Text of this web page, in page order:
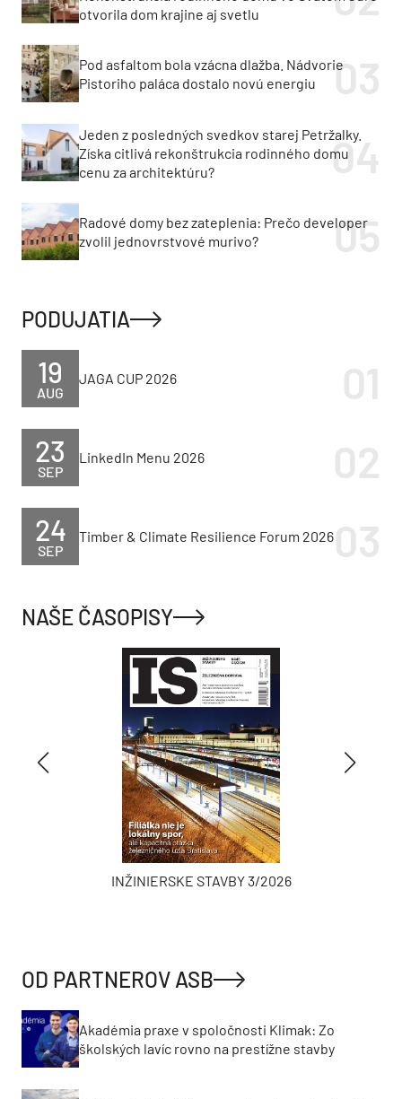
otvorila dom krajine aj svetlu
Pod asfaltom bola vzácna dlažba. Nádvorie
Pistoriho paláca dostalo novú energiu
Jeden z posledných svedkov starej Petržalky.
Získa citlivá rekonštrukcia rodinného domu
cenu za architektúru?
Radové domy bez zateplenia: Prečo developer
zvolil jednovrstvové murivo?
PODUJATIA
AUG
19 JAGA CUP 2026
SEP
23 LinkedIn Menu 2026
SEP
24 Timber & Climate Resilience Forum 2026
NAŠE ČASOPISY
INŽINIERSKE STAVBY 3/2026
OD PARTNEROV ASB
Akadémia praxe v spoločnosti Klimak: Zo
školských lavíc rovno na prestížne stavby